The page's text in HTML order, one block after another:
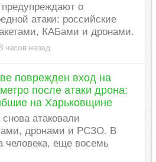
о
атаки: российские
КАБами и дронами.
часов назад
поврежден вход на
после атаки дрона:
на Харьковщине
атаковали
дронами и РСЗО. В
человека, еще восемь